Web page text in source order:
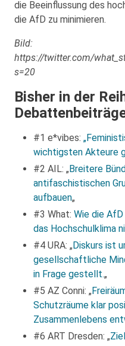
die Beeinflussung des
die AfD zu minimieren.
Bild:
https://twitter.com/
s=20
Bisher in der
#1 e*vibes:
wichtigsten Akteure
#2 AIL: „Breitere
antifaschistischen
aufbauen„
#3 What: Wie die
das Hochschulklima
#4 URA: „Diskurs ist
gesellschaftliche
in Frage gestellt.„
#5 AZ Conni: „
Schutzräume klar
Zusammenlebens
#6 ART Dresden: „